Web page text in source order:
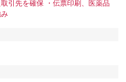
引先を確保 ・伝票印刷、医薬品